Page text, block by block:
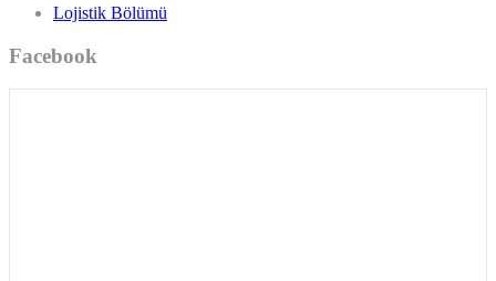
Lojistik Bölümü
Facebook